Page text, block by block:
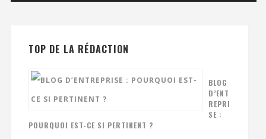
TOP DE LA RÉDACTION
BLOG
D’ENT
REPRI
SE :
POURQUOI EST-CE SI PERTINENT ?